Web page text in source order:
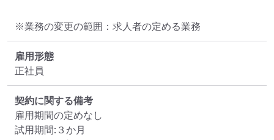
※業務の変更の範囲：求人者の定める業務
雇用形態
正社員
契約に関する備考
雇用期間の定めなし
試用期間:３か月